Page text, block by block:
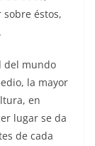
éstos,
del mundo
la mayor
en
lugar se da
de cada